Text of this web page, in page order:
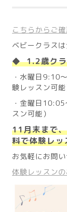
こちらからご
ベビークラス
◆ 1.2歳ク
・水曜日
験レッスン可能
・金曜日
スン可能）
11月末まで
料で体験レ
お気軽にお問
体験レッスン